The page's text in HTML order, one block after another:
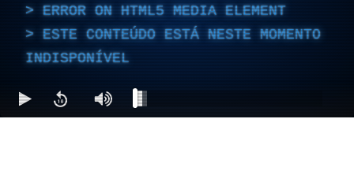
ERROR ON HTML5 MEDIA ELEMENT
ESTE CONTEÚDO ESTÁ NESTE MOMENTO
INDISPONÍVEL